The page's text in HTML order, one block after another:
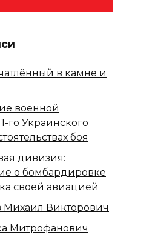
в камне и
военной
го Украинского
боя
дивизия:
о бомбардировке
своей авиацией
Михаил Викторович
Митрофанович